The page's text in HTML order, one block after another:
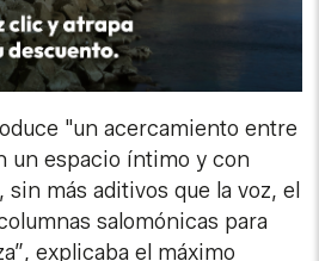
"un acercamiento entre
un espacio íntimo y con
más aditivos que la voz, el
salomónicas para
explicaba el máximo